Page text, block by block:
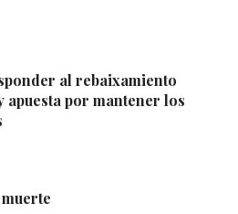
al rebaixamiento
por mantener los